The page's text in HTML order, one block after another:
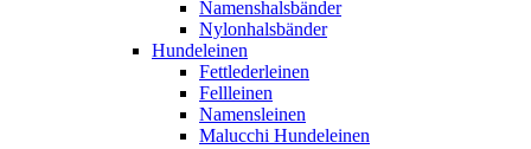
Namenshalsbänder
Nylonhalsbänder
Hundeleinen
Fettlederleinen
Fellleinen
Namensleinen
Malucchi Hundeleinen